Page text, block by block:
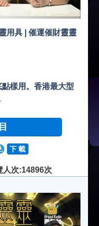
用具 | 催運催財靈靈
樣用。香港最大型
下 載
人次:14896次